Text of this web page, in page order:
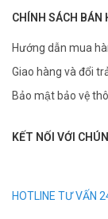
CHÍNH SÁCH BÁN
Hướng dẫn mua
Giao hàng và đổi
Bảo mật bảo vệ
KẾT NỐI VỚI
HOTLINE TƯ VẤN